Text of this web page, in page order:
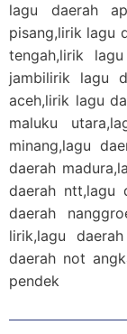
lagu daerah
pisang,lirik lagu
tengah,lirik
jambilirik lagu
aceh,lirik lagu
maluku
minang,lagu
daerah
daerah ntt,lagu
daerah
lirik,lagu
daerah not
pendek